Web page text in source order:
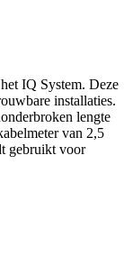
IQ System. Deze
installaties.
lengte
van 2,5
gebruikt voor